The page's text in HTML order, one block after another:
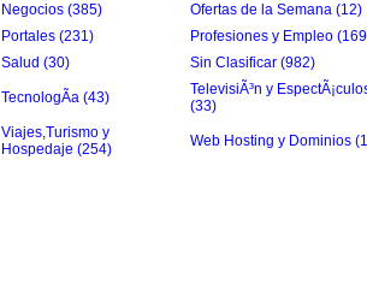
Negocios (385)
Ofertas de la Semana (12)
Portales (231)
Profesiones y Empleo
Salud (30)
Sin Clasificar (982)
TecnologÃ­a (43)
TelevisiÃ³n y
(33)
Viajes,Turismo y
Hospedaje (254)
Web Hosting y Dominios